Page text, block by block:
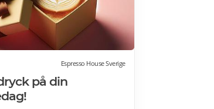
Espresso House Sverige
på din